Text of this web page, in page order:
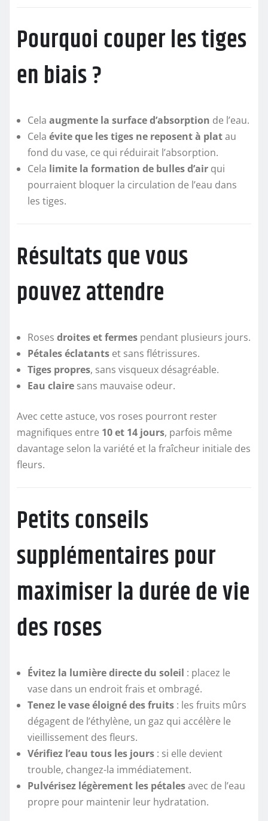
Pourquoi couper les tiges
en biais ?
Cela augmente la surface d’absorption de l’eau.
Cela évite que les tiges ne reposent à platau
fond du vase, ce qui réduirait l’absorption.
Cela limite la formation de bulles d’air qui
pourraient bloquer la circulation de l’eau dans
les tiges.
Résultats que vous
pouvez attendre
Roses droites et fermes pendant plusieurs jours.
Pétales éclatants et sans flétrissures.
Tiges propres, sans visqueux désagréable.
Eau claire sans mauvaise odeur.
Avec cette astuce, vos roses pourront rester
magnifiques entre 10 et 14 jours, parfois même
davantage selon la variété et la fraîcheur initiale des
fleurs.
Petits conseils
supplémentaires pour
maximiser la durée de vie
des roses
Évitez la lumière directe du soleil : placez le
vase dans un endroit frais et ombragé.
Tenez le vase éloigné des fruits : les fruits mûrs
dégagent de l’éthylène, un gaz qui accélère le
vieillissement des fleurs.
Vérifiez l’eau tous les jours : si elle devient
trouble, changez-la immédiatement.
Pulvérisez légèrement les pétalesavec de l’eau
propre pour maintenir leur hydratation.